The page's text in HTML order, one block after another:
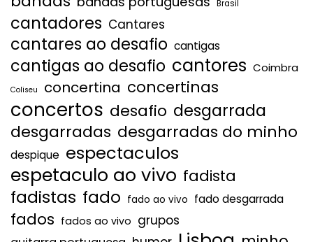
Brasil
cantadores Cantares
cantares ao desafio cantigas
cantigas ao desafio cantores Coimbra
Coliseu concertina concertinas
concertos desafio desgarrada
desgarradas desgarradas do minho
despique espectaculos
espetaculo ao vivo fadista
fadistas fado fado ao vivo fado desgarrada
fados fados ao vivo grupos